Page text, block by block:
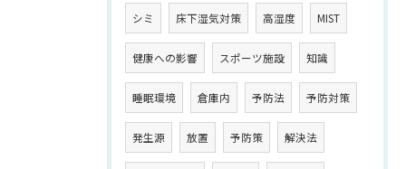
シミ 床下湿気対策 高湿度 MIST
健康への影響 スポーツ施設 知識
睡眠環境 倉庫内 予防法 予防対策
発生源 放置 予防策 解決法